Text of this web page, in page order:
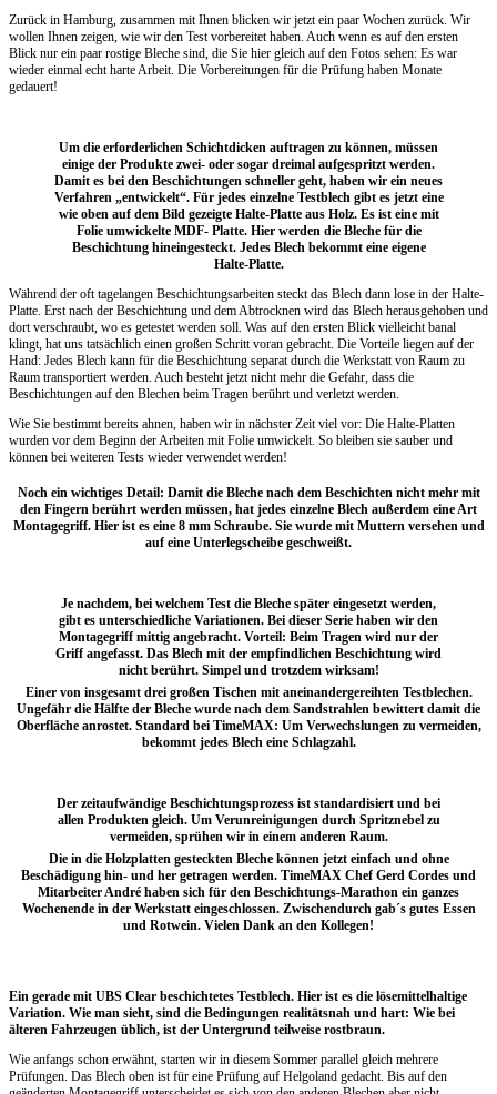
Zurück in Hamburg, zusammen mit Ihnen blicken wir jetzt ein paar Wochen zurück. Wir
wollen Ihnen zeigen, wie wir den Test vorbereitet haben. Auch wenn es auf den ersten
Blick nur ein paar rostige Bleche sind, die Sie hier gleich auf den Fotos sehen: Es war
wieder einmal echt harte Arbeit. Die Vorbereitungen für die Prüfung haben Monate
gedauert!
Um die erforderlichen Schichtdicken auftragen zu können, müssen
einige der Produkte zwei- oder sogar dreimal aufgespritzt werden.
Damit es bei den Beschichtungen schneller geht, haben wir ein neues
Verfahren „entwickelt“. Für jedes einzelne Testblech gibt es jetzt eine
wie oben auf dem Bild gezeigte Halte-Platte aus Holz. Es ist eine mit
Folie umwickelte MDF- Platte. Hier werden die Bleche für die
Beschichtung hineingesteckt. Jedes Blech bekommt eine eigene
Halte-Platte.
Während der oft tagelangen Beschichtungsarbeiten steckt das Blech dann lose in der Halte-
Platte. Erst nach der Beschichtung und dem Abtrocknen wird das Blech herausgehoben und
dort verschraubt, wo es getestet werden soll. Was auf den ersten Blick vielleicht banal
klingt, hat uns tatsächlich einen großen Schritt voran gebracht. Die Vorteile liegen auf der
Hand: Jedes Blech kann für die Beschichtung separat durch die Werkstatt von Raum zu
Raum transportiert werden. Auch besteht jetzt nicht mehr die Gefahr, dass die
Beschichtungen auf den Blechen beim Tragen berührt und verletzt werden.
Wie Sie bestimmt bereits ahnen, haben wir in nächster Zeit viel vor: Die Halte-Platten
wurden vor dem Beginn der Arbeiten mit Folie umwickelt. So bleiben sie sauber und
können bei weiteren Tests wieder verwendet werden!
Noch ein wichtiges Detail: Damit die Bleche nach dem Beschichten nicht mehr mit
den Fingern berührt werden müssen, hat jedes einzelne Blech außerdem eine Art
Montagegriff. Hier ist es eine 8 mm Schraube. Sie wurde mit Muttern versehen und
auf eine Unterlegscheibe geschweißt.
Je nachdem, bei welchem Test die Bleche später eingesetzt werden,
gibt es unterschiedliche Variationen. Bei dieser Serie haben wir den
Montagegriff mittig angebracht. Vorteil: Beim Tragen wird nur der
Griff angefasst. Das Blech mit der empfindlichen Beschichtung wird
nicht berührt. Simpel und trotzdem wirksam!
Einer von insgesamt drei großen Tischen mit aneinandergereihten Testblechen.
Ungefähr die Hälfte der Bleche wurde nach dem Sandstrahlen bewittert damit die
Oberfläche anrostet. Standard bei TimeMAX: Um Verwechslungen zu vermeiden,
bekommt jedes Blech eine Schlagzahl.
Der zeitaufwändige Beschichtungsprozess ist standardisiert und bei
allen Produkten gleich. Um Verunreinigungen durch Spritznebel zu
vermeiden, sprühen wir in einem anderen Raum.
Die in die Holzplatten gesteckten Bleche können jetzt einfach und ohne
Beschädigung hin- und her getragen werden. TimeMAX Chef Gerd Cordes und
Mitarbeiter André haben sich für den Beschichtungs-Marathon ein ganzes
Wochenende in der Werkstatt eingeschlossen. Zwischendurch gab´s gutes Essen
und Rotwein. Vielen Dank an den Kollegen!
Ein gerade mit UBS Clear beschichtetes Testblech. Hier ist es die lösemittelhaltige
Variation. Wie man sieht, sind die Bedingungen realitätsnah und hart: Wie bei
älteren Fahrzeugen üblich, ist der Untergrund teilweise rostbraun.
Wie anfangs schon erwähnt, starten wir in diesem Sommer parallel gleich mehrere
Prüfungen. Das Blech oben ist für eine Prüfung auf Helgoland gedacht. Bis auf den